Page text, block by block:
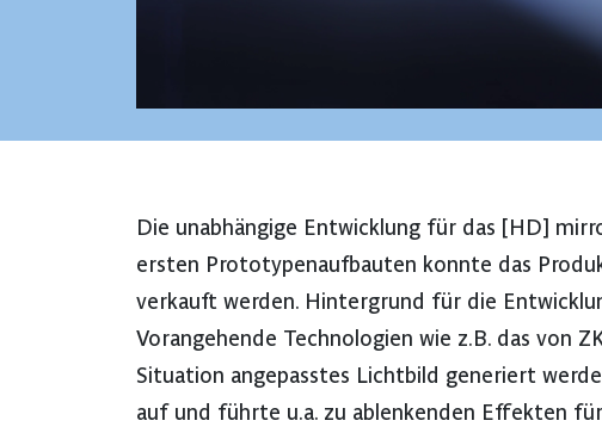
Die unabhängige Entwicklung für das [HD]
ersten Prototypenaufbauten konnte das
verkauft werden. Hintergrund für die
Vorangehende Technologien wie z.B. das von
Situation angepasstes Lichtbild generiert
auf und führte u.a. zu ablenkenden Effekten